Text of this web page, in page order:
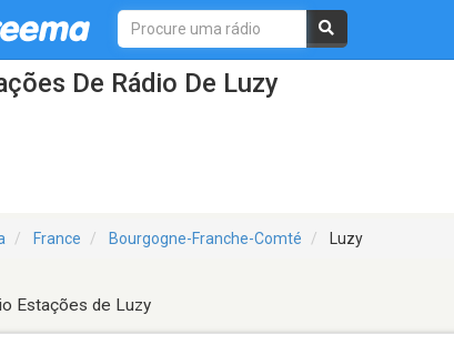
De Rádio De Luzy
France Bourgogne-Franche-Comté Luzy
Estações de Luzy